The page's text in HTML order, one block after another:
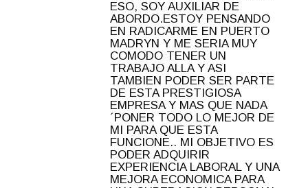
ESO, SOY AUXILIAR DE
ABORDO.ESTOY PENSANDO
EN RADICARME EN PUERTO
MADRYN Y ME SERIA MUY
COMODO TENER UN
TRABAJO ALLA Y ASI
TAMBIEN PODER SER PARTE
DE ESTA PRESTIGIOSA
EMPRESA Y MAS QUE NADA
´PONER TODO LO MEJOR DE
MI PARA QUE ESTA
FUNCIONE.. MI OBJETIVO ES
PODER ADQUIRIR
EXPERIENCIA LABORAL Y UNA
MEJORA ECONOMICA PARA